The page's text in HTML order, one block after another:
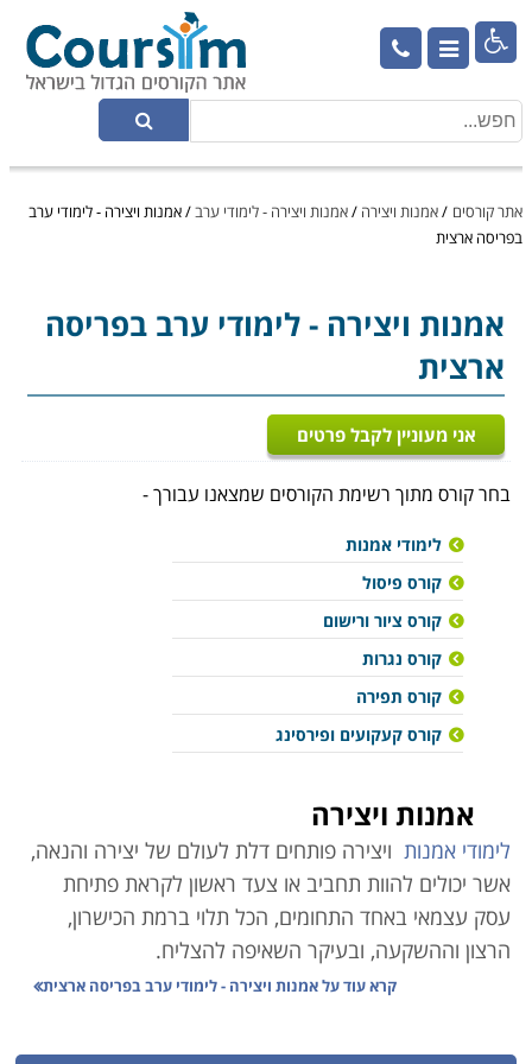

אתר קורסים /אמנות ויצירה /אמנות ויצירה - לימודי ערב/אמנות ויצירה - לימודי ערב
בפריסה ארצית
אמנות ויצירה - לימודי ערב בפריסה
ארצית
אני מעוניין לקבל פרטים
בחר קורס מתוך רשימת הקורסים שמצאנו עבורך -
לימודי אמנות
קורס פיסול
קורס ציור ורישום
קורס נגרות
קורס תפירה
קורס קעקועים ופירסינג
אמנות ויצירה
לימודי אמנות ויצירה פותחים דלת לעולם של יצירה והנאה,
אשר יכולים להוות תחביב או צעד ראשון לקראת פתיחת
עסק עצמאי באחד התחומים, הכל תלוי ברמת הכישרון,
הרצון וההשקעה, ובעיקר השאיפה להצליח.
תכשיטנותקרא עוד עלאמנות ויצירה - לימודי ערב בפריסה ארצית